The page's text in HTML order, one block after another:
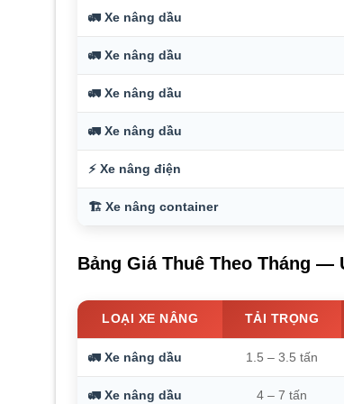
🚛 Xe nâng dầu
🚛 Xe nâng dầu
🚛 Xe nâng dầu
🚛 Xe nâng dầu
⚡ Xe nâng điện
🏗️ Xe nâng container
Bảng Giá Thuê Theo Tháng
LOẠI XE NÂNG TẢI TRỌNG
🚛 Xe nâng dầu 1.5 – 3.5 tấn
🚛 Xe nâng dầu 4 – 7 tấn